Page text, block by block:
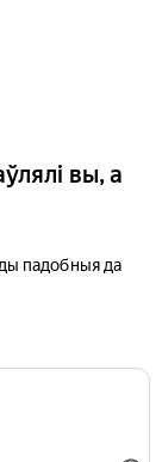
вы, а
падобныя да